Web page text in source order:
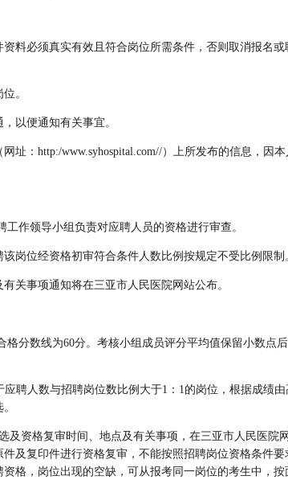
料必须真实有效且符合岗位所需条件，否则取消报名
。
以便通知有关事宜。
址：http:/www.syhospital.com//）上所发布的信息，因
作领导小组负责对应聘人员的资格进行审查。
岗位经资格初审符合条件人数比例按规定不受比例限制
关事项通知将在三亚市人民医院网站公布。
分数线为60分。考核小组成员评分平均值保留小数点
应聘人数与招聘岗位数比例大于1：1的岗位，根据成绩
及资格复审时间、地点及有关事项，在三亚市人民医院
及复印件进行资格复审，不能按照招聘岗位资格条件
格，岗位出现的空缺，可从报考同一岗位的考生中，